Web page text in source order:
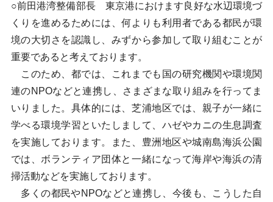
○前田港湾整備部長 東京港におけます良好な水辺環境づ
くりを進めるためには、何よりも利用者である都民が環
境の大切さを認識し、みずから参加して取り組むことが
重要であると考えております。
このため、都では、これまでも国の研究機関や環境関
連のNPOなどと連携し、さまざまな取り組みを行ってま
いりました。具体的には、芝浦地区では、親子が一緒に
学べる環境学習といたしまして、ハゼやカニの生息調査
を実施しております。また、豊洲地区や城南島海浜公園
では、ボランティア団体と一緒になって海岸や海浜の清
掃活動などを実施しております。
多くの都民やNPOなどと連携し、今後も、こうした自